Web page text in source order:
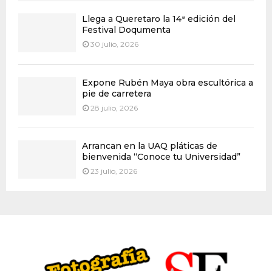
Llega a Queretaro la 14ª edición del
Festival Doqumenta
30 julio, 2026
Expone Rubén Maya obra escultórica a
pie de carretera
28 julio, 2026
Arrancan en la UAQ pláticas de
bienvenida “Conoce tu Universidad”
23 julio, 2026